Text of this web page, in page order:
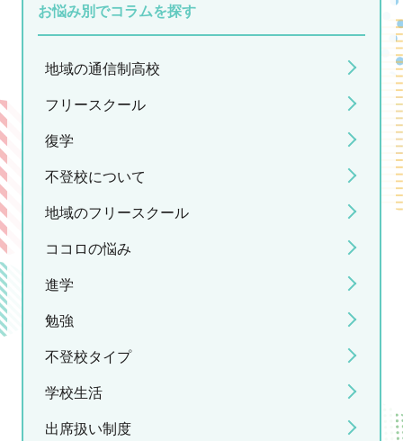
お悩み別でコラムを探す
地域の通信制高校
フリースクール
復学
不登校について
地域のフリースクール
ココロの悩み
進学
勉強
不登校タイプ
学校生活
出席扱い制度